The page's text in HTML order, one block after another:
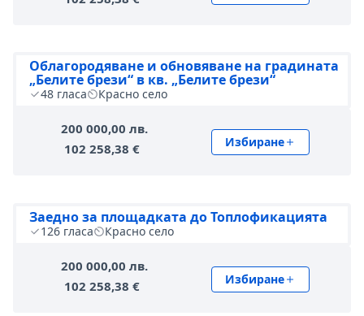
Облагородяване и обновяване на градината
„Белите брези“ в кв. „Белите брези“
48 гласа Красно село
200 000,00 лв.
102 258,38 €
Избиране
Заедно за площадката до Топлофикацията
126 гласа Красно село
200 000,00 лв.
102 258,38 €
Избиране